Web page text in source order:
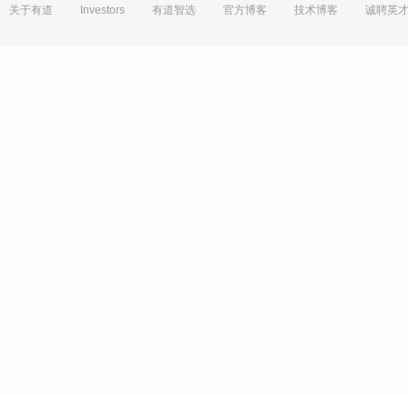
关于有道 Investors 有道智选 官方博客 技术博客 诚聘英才